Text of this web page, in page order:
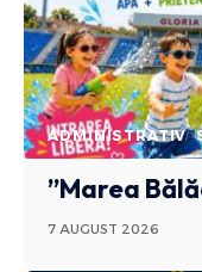
ADMINISTRATIV
”Marea
7 AUGUST 2026